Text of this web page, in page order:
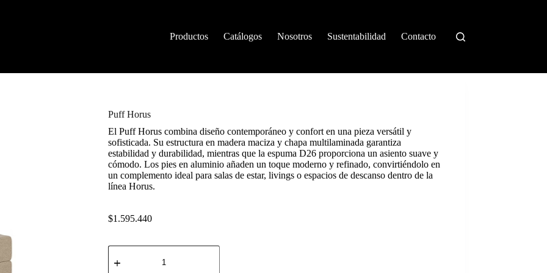
Productos
Catálogos Nosotros Sustentabilidad Contacto
Puff Horus
El Puff Horus combina diseño contemporáneo y confort en una pieza versátil y
sofisticada. Su estructura en madera maciza y chapa multilaminada garantiza
estabilidad y durabilidad, mientras que la espuma D26 proporciona un asiento suave y
cómodo. Los pies en aluminio añaden un toque moderno y refinado, convirtiéndolo en
un complemento ideal para salas de estar, livings o espacios de descanso dentro de la
línea Horus.
$1.595.440
Puff
Horus